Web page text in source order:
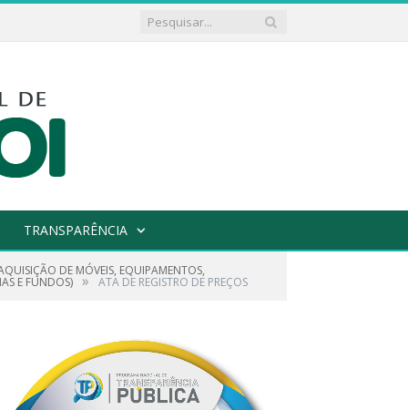
TRANSPARÊNCIA
DE MÓVEIS, EQUIPAMENTOS,
E FUNDOS) » ATA DE REGISTRO DE PREÇOS